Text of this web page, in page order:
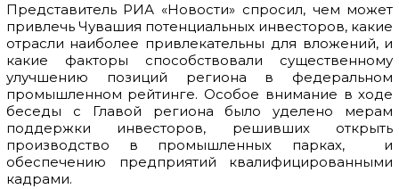
Представитель РИА «Новости» спросил, чем может
привлечь Чувашия потенциальных инвесторов, какие
отрасли наиболее привлекательны для вложений, и
какие факторы способствовали существенному
улучшению позиций региона в федеральном
промышленном рейтинге. Особое внимание в ходе
беседы с Главой региона было уделено мерам
поддержки инвесторов, решивших открыть
производство в промышленных парках, и
обеспечению предприятий квалифицированными
кадрами.